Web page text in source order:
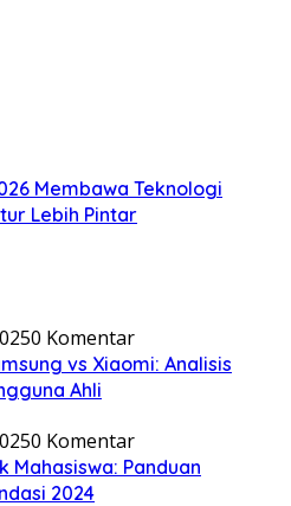
Membawa Teknologi
Lebih Pintar
0 Komentar
vs Xiaomi: Analisis
Ahli
0 Komentar
Mahasiswa: Panduan
2024